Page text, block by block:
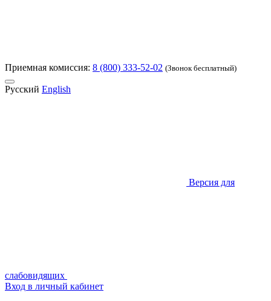
Приемная комиссия: 8 (800) 333-52-02 (Звонок бесплатный)
Русский English
Версия для
слабовидящих
Вход в личный кабинет